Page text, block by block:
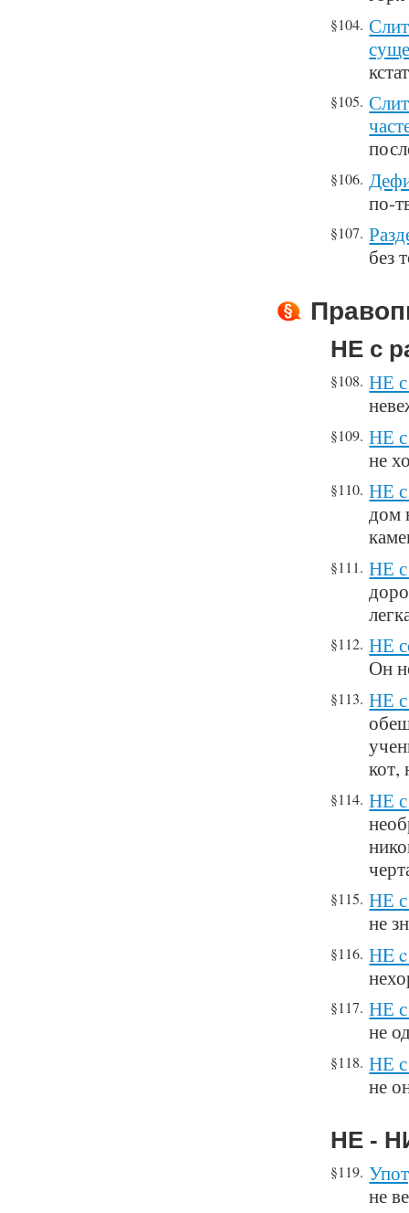
§104.
§105.
§106.
по-
§107.
без
НЕ с
§108. НЕ
§109. НЕ с
не
§110. НЕ
дом
§111. НЕ с
§112. НЕ
Он
§113. НЕ
кот,
§114. НЕ с
§115. НЕ с
не
§116. НE
§117. НЕ
не
§118. НЕ
не
НЕ -
§119.
не